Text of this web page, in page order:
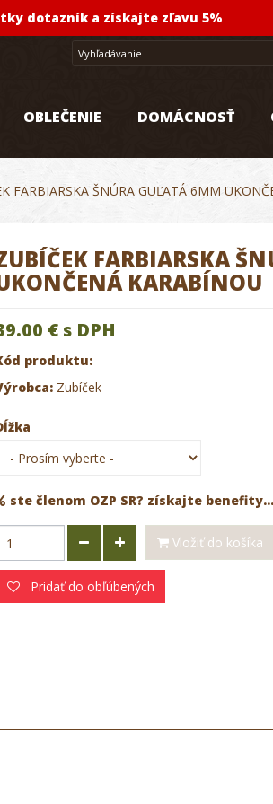
dotazník a získajte zľavu 5%
OBLEČENIE DOMÁCNOSŤ
FARBIARSKA ŠNÚRA GUĽATÁ 6MM
FARBIARSKA
KARABÍNOU
€s DPH
produktu:
Zubíček
ste členom OZP SR? získajte benefity...
Vložiť do košíka
Pridať do obľúbených